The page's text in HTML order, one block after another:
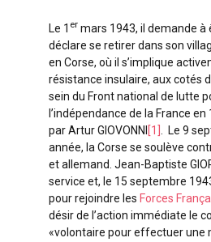
Le 1 er mars 1943, il demande
déclare se retirer dans son
en Corse, où il s’implique
résistance insulaire, aux cotés
sein du Front national de lutte
l’indépendance de la France
par Artur GIOVONNI
[1]
. Le 9
année, la Corse se soulève
et allemand. Jean-Baptiste
service et, le 15 septembre
pour rejoindre les Forces
désir de l’action immédiate le
«volontaire pour effectuer une